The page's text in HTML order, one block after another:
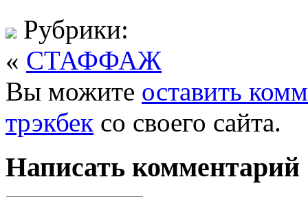
Рубрики:
« СТАФФАЖ
Вы можите оставить
трэкбек со своего сайта.
Написать комментарий